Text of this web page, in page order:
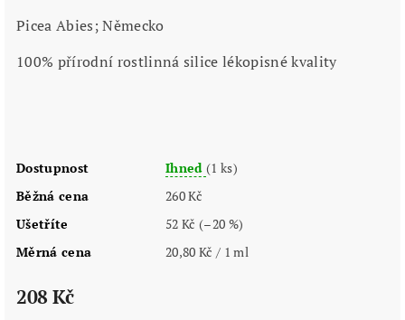
Picea Abies; Německo
100% přírodní rostlinná silice lékopisné kvality
Dostupnost Ihned(1 ks)
Běžná cena
260 Kč
Ušetříte
52 Kč(–20 %)
Měrná cena
20,80 Kč / 1 ml
208 Kč